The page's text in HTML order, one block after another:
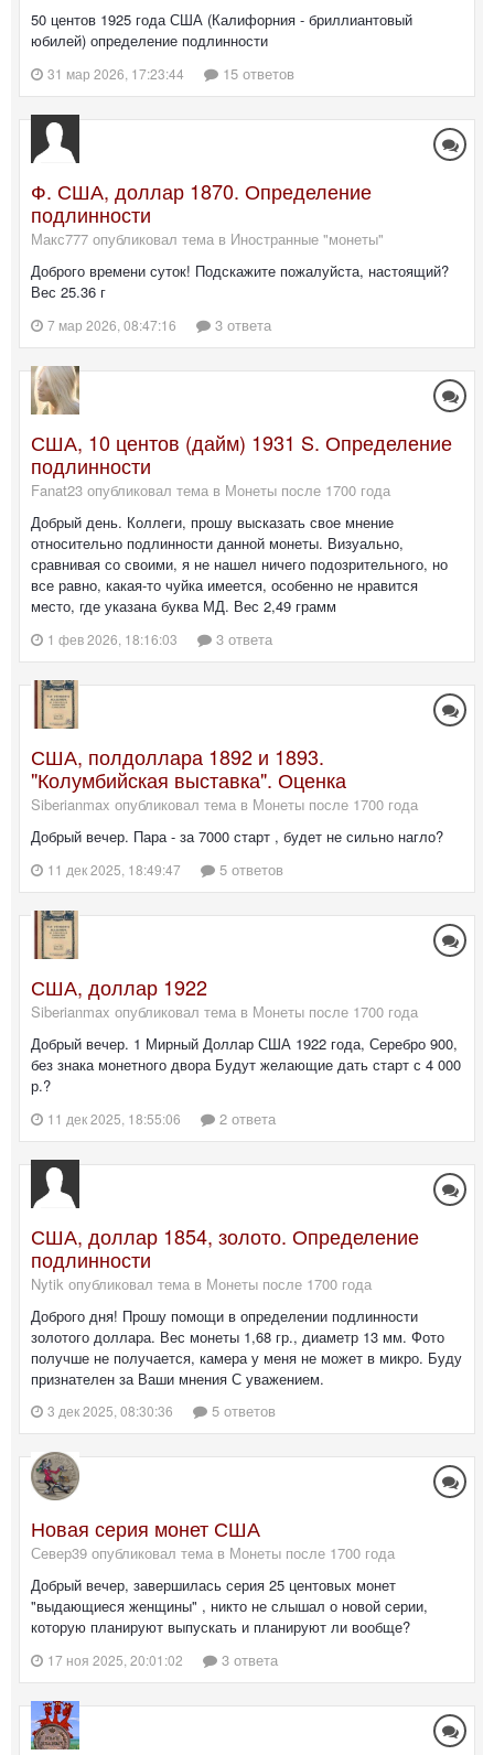
50 центов 1925 года США (Калифорния - бриллиантовый
юбилей) определение подлинности
31 мар 2026, 17:23:44 15 ответов
Ф. США, доллар 1870. Определение
подлинности
Макс777 опубликовал тема в Иностранные "монеты"
Доброго времени суток! Подскажите пожалуйста, настоящий?
Вес 25.36 г
7 мар 2026, 08:47:16 3 ответа
США, 10 центов (дайм) 1931 S. Определение
подлинности
Fanat23 опубликовал тема в Монеты после 1700 года
Добрый день. Коллеги, прошу высказать свое мнение
относительно подлинности данной монеты. Визуально,
сравнивая со своими, я не нашел ничего подозрительного, но
все равно, какая-то чуйка имеется, особенно не нравится
место, где указана буква МД. Вес 2,49 грамм
1 фев 2026, 18:16:03 3 ответа
США, полдоллара 1892 и 1893.
"Колумбийская выставка". Оценка
Siberianmax опубликовал тема в Монеты после 1700 года
Добрый вечер. Пара - за 7000 старт , будет не сильно нагло?
11 дек 2025, 18:49:47 5 ответов
США, доллар 1922
Siberianmax опубликовал тема в Монеты после 1700 года
Добрый вечер. 1 Мирный Доллар США 1922 года, Серебро 900,
без знака монетного двора Будут желающие дать старт с 4 000
р.?
11 дек 2025, 18:55:06 2 ответа
США, доллар 1854, золото. Определение
подлинности
Nytik опубликовал тема в Монеты после 1700 года
Доброго дня! Прошу помощи в определении подлинности
золотого доллара. Вес монеты 1,68 гр., диаметр 13 мм. Фото
получше не получается, камера у меня не может в микро. Буду
признателен за Ваши мнения С уважением.
3 дек 2025, 08:30:36 5 ответов
Новая серия монет США
Север39 опубликовал тема в Монеты после 1700 года
Добрый вечер, завершилась серия 25 центовых монет
"выдающиеся женщины" , никто не слышал о новой серии,
которую планируют выпускать и планируют ли вообще?
17 ноя 2025, 20:01:02 3 ответа